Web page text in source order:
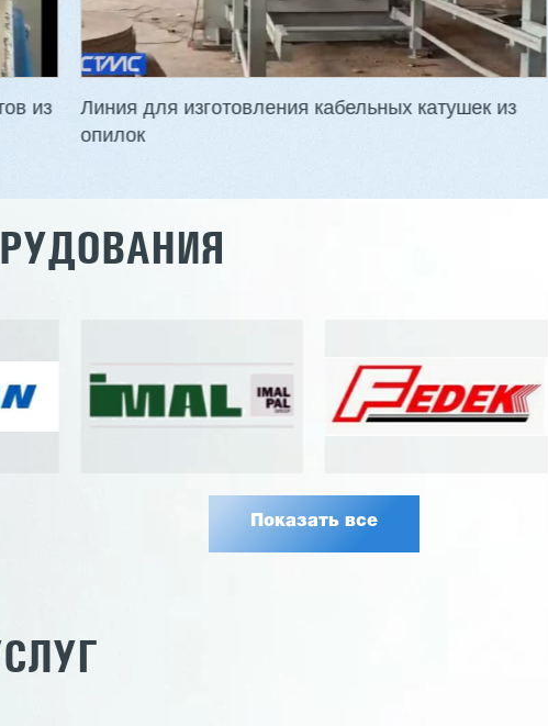
шпона: 1700 мм
шпона: 1,0 - 3,0 мм
4800 кг
Заказать
Ø чурака: 90-500 мм
Толщина шпона: 0,5-3,0 мм
Мощность: 38,9 кВт
из
Линия для изготовления кабельных катушек из
опилок
Показать все